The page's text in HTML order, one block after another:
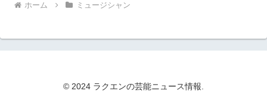
ホーム ミュージシャン
© 2024 ラクエンの芸能ニュース情報.